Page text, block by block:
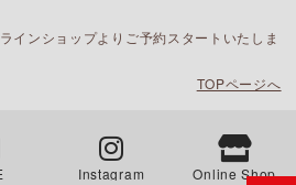
ンショップよりご予約スタートいたしま
TOPページへ
Instagram Online Shop